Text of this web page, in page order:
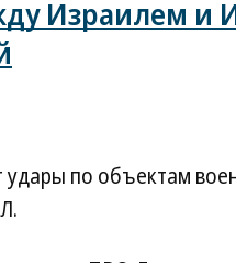
Израилем и
по объектам